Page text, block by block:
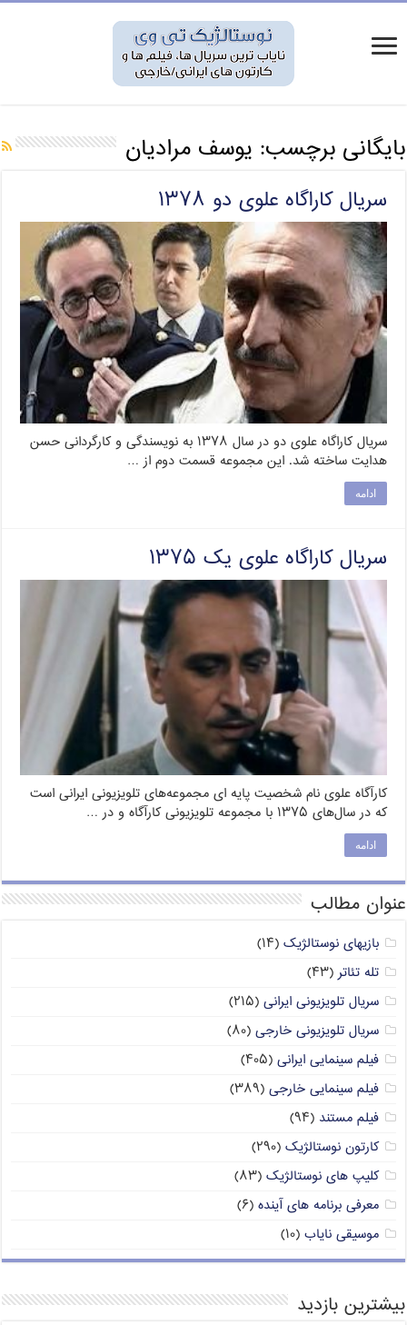
بایگانی برچسب: يوسف مراديان
سریال کاراگاه علوی دو ۱۳۷۸
سریال کاراگاه علوی دو در سال ۱۳۷۸ به نویسندگی و کارگردانی حسن
هدایت ساخته شد. این مجموعه قسمت دوم از …
ادامه
سریال کاراگاه علوی یک ۱۳۷۵
کارآگاه علوی نام شخصیت پایه‌ ای مجموعه‌های تلویزیونی ایرانی است
که در سال‌های ۱۳۷۵ با مجموعه تلویزیونی کارآگاه و در …
ادامه
عنوان مطالب
بازیهای نوستالژیک (۱۴)
تله تئاتر (۴۳)
سریال تلویزیونی ایرانی (۲۱۵)
سریال تلویزیونی خارجی (۸۰)
فیلم سینمایی ایرانی (۴۰۵)
فیلم سینمایی خارجی (۳۸۹)
فیلم مستند (۹۴)
کارتون نوستالژیک (۲۹۰)
کلیپ های نوستالژیک (۸۳)
معرفی برنامه های آینده (۶)
موسیقی نایاب (۱۰)
بیشترین بازدید